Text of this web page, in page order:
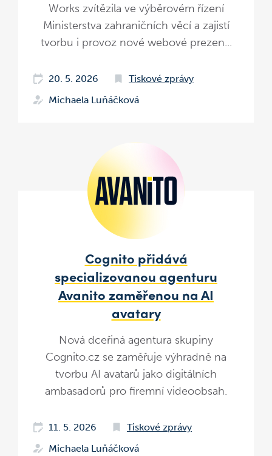
Works zvítězila ve výběrovém řízení
Ministerstva zahraničních věcí a zajistí
tvorbu i provoz nové webové prezen...
20. 5. 2026
Tiskové zprávy
Michaela Luňáčková
Cognito přidává
specializovanou agenturu
Avanito zaměřenou na AI
avatary
Nová dceřiná agentura skupiny
Cognito.cz se zaměřuje výhradně na
tvorbu AI avatarů jako digitálních
ambasadorů pro firemní videoobsah.
11. 5. 2026
Tiskové zprávy
Michaela Luňáčková